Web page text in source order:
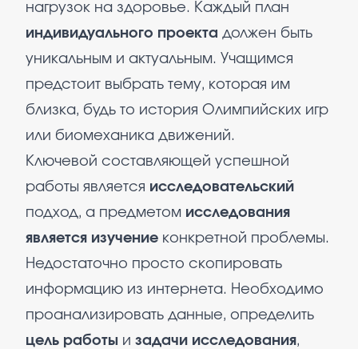
нагрузок на здоровье. Каждый план
индивидуального проекта должен быть
уникальным и актуальным. Учащимся
предстоит выбрать тему, которая им
близка, будь то история Олимпийских игр
или биомеханика движений.
Ключевой составляющей успешной
работы является исследовательский
подход, а предметом исследования
является изучение конкретной проблемы.
Недостаточно просто скопировать
информацию из интернета. Необходимо
проанализировать данные, определить
цель работы и задачи исследования,